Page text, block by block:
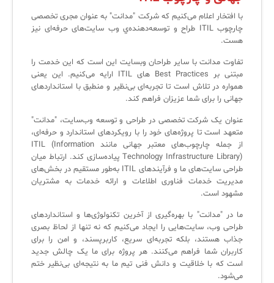
با افتخار اعلام می‌کنیم که شرکت "مدانت" به عنوان مجری تخصصی
چارچوب ITIL طراح و توسعه‌دهنده‌ي وب سایت‌های حرفه‌ای نیز
هست.
تفاوت مدانت با سایر طراحان وبسایت این است که این خدمت را
مبتنی بر Best Practices های ITIL ارایه می‌کنیم. این یعنی
همواره در تلاش است تا تجربه‌ای بی‌نظیر و منطبق با استانداردهای
جهانی را برای شما عزیزان فراهم کند.
عنوان یک شرکت تخصصی در طراحی و توسعه وب‌سایت، "مدانت"
متعهد است تا پروژه‌های خود را با رویکردهای استاندارد و حرفه‌ای،
از جمله چارچوب‌های معتبر جهانی مانند ITIL (Information
Technology Infrastructure Library) پیاده‌سازی کند. ارتباط میان
طراحی سایت‌های ما و فرآیندهای ITIL به‌طور مستقیم در بخش‌های
مدیریت خدمات فناوری اطلاعات و ارائه خدمات به مشتریان
مشهود است.
ما در "مدانت" با بهره‌گیری از آخرین تکنولوژی‌ها و استانداردهای
طراحی وب، سایت‌هایی را ایجاد می‌کنیم که نه تنها از لحاظ بصری
جذاب هستند، بلکه تجربه‌ای سریع، کاربرپسند، و امن را برای
کاربران شما فراهم می‌کنند. هر پروژه برای ما یک چالش جدید
است که با خلاقیت و دانش فنی تیم ما به نتیجه‌ای بی‌نظیر ختم
می‌شود.
کازیو
✦
مدیریت خدمات سازمانی
سرویس دسک پلاس MSP
اندپوینت سنترال [سامانه مدیریت نقاط پایانی]
AD360
◆
برنامه‌ساز هوشمند App Creator
سیستم هوشمند مدیریت فروش و فاکتور
سامانه مدیریت امنیت اطلاعات
راهکارهای مدیریتی فناوری اطلاعات برای مراکز آموزشی و دانشگاه‌ها
✦
مدیریت خدمات منابع انسانی
CIs Control
مجموعه راهکارهای آیناک
لیست کامل 34 تمرین ITIL4
✦
آموزش سیستم مدیریت خدمات فناوری اطلاعات
نکته‌های کلیدی برای مدیر انفورماتیک
آموزش‌ ویدیویی مفاهیم سرویس دسک
ITIL & SDP
◆
چارچوب ITIL برای همه
فلافلی_فناوری
آرشیو دانلودهای مدانت
لیست دوره‌ها